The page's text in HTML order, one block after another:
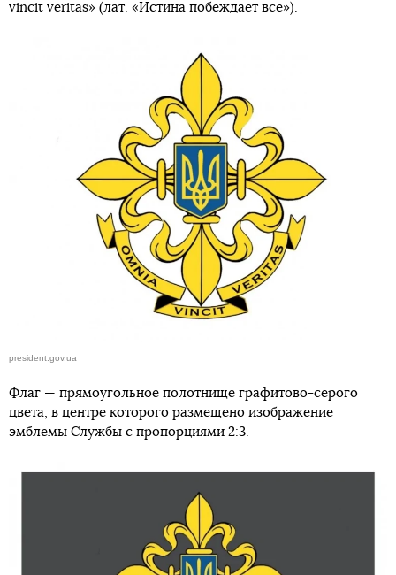
vincit veritas» (лат. «Истина побеждает все»).
president.gov.ua
Флаг — прямоугольное полотнище графитово-серого
цвета, в центре которого размещено изображение
эмблемы Службы с пропорциями 2:3.